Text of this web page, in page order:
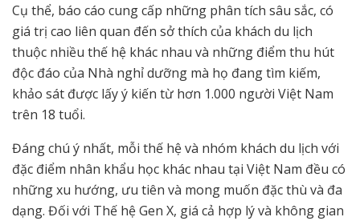
Cụ thể, báo cáo cung cấp những phân tích sâu sắc, có
giá trị cao liên quan đến sở thích của khách du lịch
thuộc nhiều thế hệ khác nhau và những điểm thu hút
độc đáo của Nhà nghỉ dưỡng mà họ đang tìm kiếm,
khảo sát được lấy ý kiến từ hơn 1.000 người Việt Nam
trên 18 tuổi.
Đáng chú ý nhất, mỗi thế hệ và nhóm khách du lịch với
đặc điểm nhân khẩu học khác nhau tại Việt Nam đều có
những xu hướng, ưu tiên và mong muốn đặc thù và đa
dạng. Đối với Thế hệ Gen X, giá cả hợp lý và không gian